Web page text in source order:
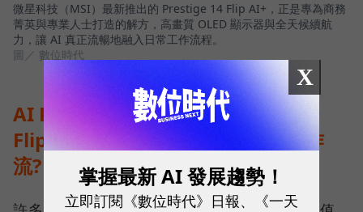
微星科技（MSI）最新推出的 Prestige 14 Flip AI+，正是專為商務
菁英與專業人士打造的解方，高畫質 OLED 顯示器與全天候續航
力，讓 AI 真正流暢地融入日常工作流程。
圖／ 數位時代
AI PC 時代來臨：MSI Prestige 14
Flip AI+ 如何用地端AI算力重塑工作
流?
X
掌握最新 AI 發展趨勢！
立即訂閱《數位時代》日報、《一天